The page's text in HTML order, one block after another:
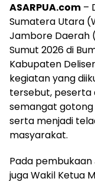
ASARPUA.com –
Sumatera Utara
Jambore Daerah
Sumut 2026 di
Kabupaten
kegiatan yang
tersebut, peserta
semangat
serta menjadi
masyarakat.
Pada pembukaan
juga Wakil Ketua